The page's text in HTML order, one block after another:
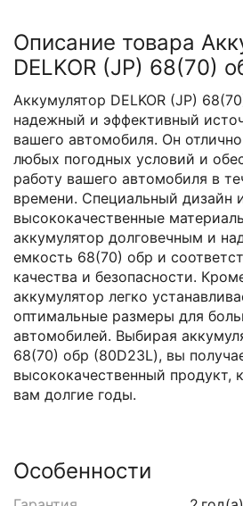
Описание товара
DELKOR (JP) 68(70)
Аккумулятор DELKOR (JP)
надежный и эффективный
вашего автомобиля. Он
любых погодных условий и
работу вашего автомобиля в
времени. Специальный дизайн
высококачественные
аккумулятор долговечным и
емкость 68(70) обр и
качества и безопасности.
аккумулятор легко
оптимальные размеры для
автомобилей. Выбирая
68(70) обр (80D23L), вы
высококачественный продукт,
вам долгие годы.
Особенности